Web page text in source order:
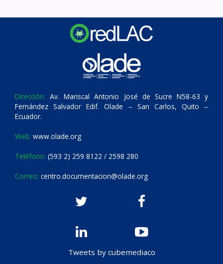
Dirección: Av. Mariscal Antonio José de Sucre N58-63 y
Fernández Salvador Edif. Olade – San Carlos, Quito –
Ecuador.
Web: www.olade.org
Teléfono: (593 2) 259 8122 / 2598 280
Correo: centro.documentacion@olade.org
Tweets by cubemediaco